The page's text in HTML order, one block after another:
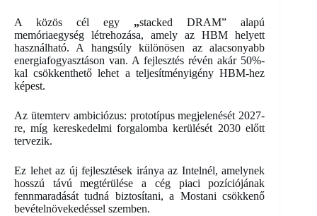
A közös cél egy „stacked DRAM” alapú
memóriaegység létrehozása, amely az HBM helyett
használható. A hangsúly különösen az alacsonyabb
energiafogyasztáson van. A fejlesztés révén akár 50%-
kal csökkenthető lehet a teljesítményigény HBM-hez
képest.
Az ütemterv ambiciózus: prototípus megjelenését 2027-
re, míg kereskedelmi forgalomba kerülését 2030 előtt
tervezik.
Ez lehet az új fejlesztések iránya az Intelnél, amelynek
hosszú távú megtérülése a cég piaci pozíciójának
fennmaradását tudná biztosítani, a Mostani csökkenő
bevételnövekedéssel szemben.